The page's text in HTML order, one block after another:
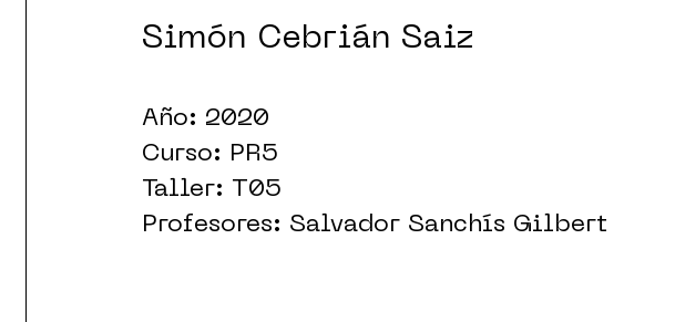
Simón Cebrián Saiz
Año: 2020
Curso: PR5
Taller: T05
Profesores: Salvador Sanchís Gilbert